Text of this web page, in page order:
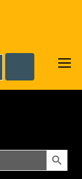
SEARCH BUTTON